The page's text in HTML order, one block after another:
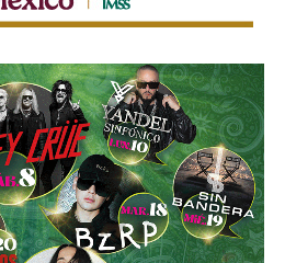
ego herido.
este cambio no es solo un
despertar ese de madrugada.
nuestro medio empieza a
de inteligencia artificial
ningún equipo humano puede
lo que se publica: leer la
extraer los datos cuando se
principios y estándares
de manera permanente
o reflejantes permitirá facilitar
vehículos por parte de los
durante la noche, en
o ante condiciones que